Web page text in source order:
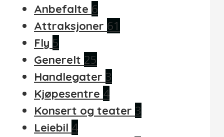
Anbefalte 6
Attraksjoner 61
Fly 5
Generelt 25
Handlegater 3
Kjøpesentre 4
Konsert og teater 3
Leiebil 4